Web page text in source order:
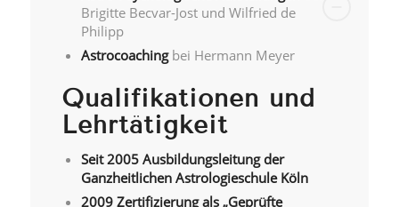
Brigitte Becvar-Jost und Wilfried de
Philipp
Astrocoachingbei Hermann Meyer
Qualifikationen und
Lehrtätigkeit
Seit 2005 Ausbildungsleitung der
Ganzheitlichen Astrologieschule Köln
2009 Zertifizierung als „Geprüfte